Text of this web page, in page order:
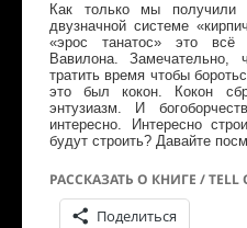
Как только мы получили
двузначной системе
«эрос танатос» это
Вавилона.
тратить время чтобы
это был кокон. Кокон
энтузиазм. И
интересно. Интересно
будут строить? Давайте
РАССКАЗАТЬ О КНИГЕ / TELL
Поделиться